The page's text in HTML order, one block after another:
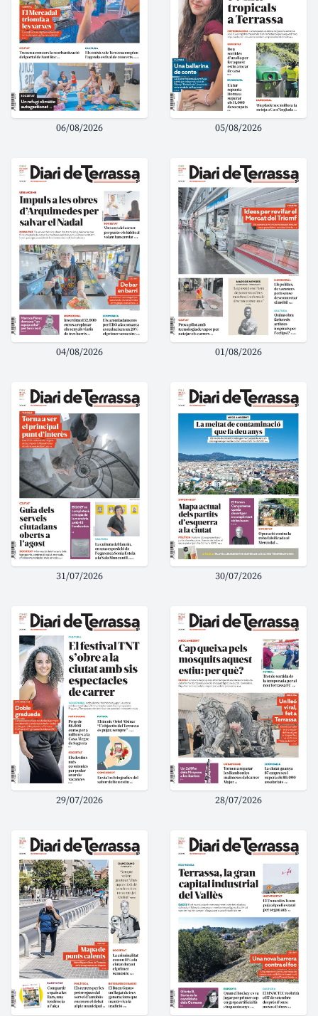
06/08/2026 05/08/2026
04/08/2026 01/08/2026
31/07/2026 30/07/2026
29/07/2026 28/07/2026